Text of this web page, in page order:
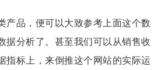
产品，便可以大致参考上面这个数
据分析了。甚至我们可以从销售收
指标上，来倒推这个网站的实际运